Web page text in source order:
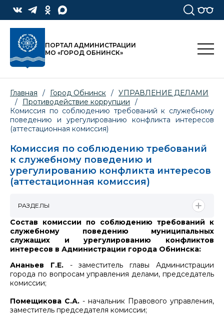
ПОРТАЛ АДМИНИСТРАЦИИ
МО «ГОРОД ОБНИНСК»
Главная / Город Обнинск / УПРАВЛЕНИЕ ДЕЛАМИ
/
Противодействие коррупции
/
Комиссия по соблюдению требований к служебному
поведению и урегулированию конфликта интересов
(аттестационная комиссия)
Комиссия по соблюдению требований
к служебному поведению и
урегулированию конфликта интересов
(аттестационная комиссия)
Состав комиссии по соблюдению требований к
служебному поведению муниципальных
служащих и урегулированию конфликтов
интересов в Администрации города Обнинска:
Ананьев Г.Е.- заместитель главы Администрации
города по вопросам управления делами, председатель
комиссии;
Помещикова С.А. - начальник Правового управления,
заместитель председателя комиссии;
РАЗДЕЛЫ